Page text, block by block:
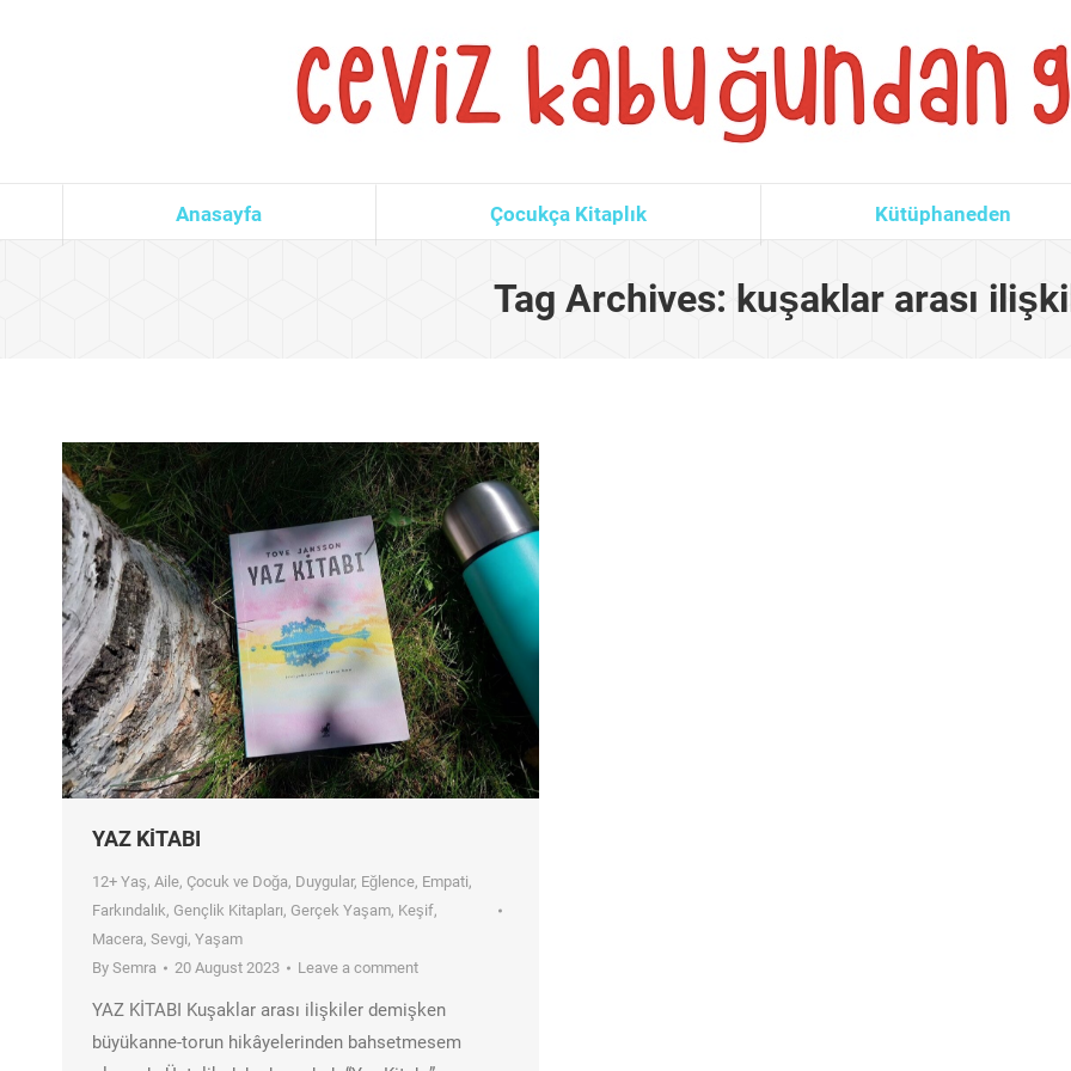
Anasayfa Çocukça Kitaplık Kütüphaneden
Tag Archives: kuşaklar arası
YAZ KİTABI
12+ Yaş, Aile, Çocuk ve Doğa, Duygular, Eğlence, Empati,
Farkındalık, Gençlik Kitapları, Gerçek Yaşam, Keşif,
Macera, Sevgi, Yaşam
By Semra 20 August 2023 Leave a comment
YAZ KİTABI Kuşaklar arası ilişkiler demişken
büyükanne-torun hikâyelerinden bahsetmesem